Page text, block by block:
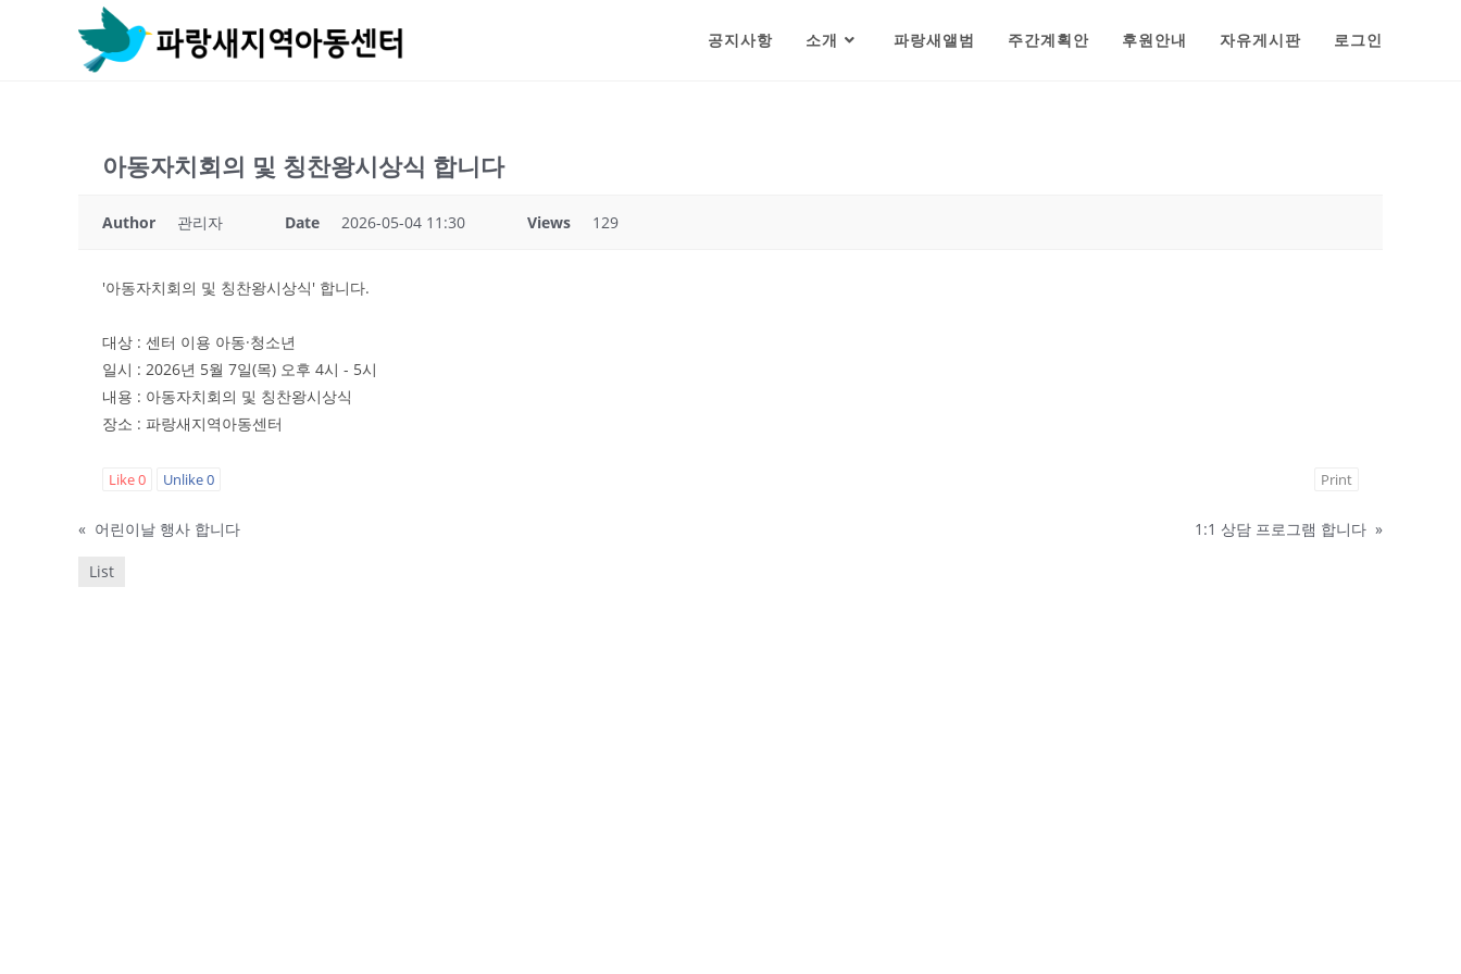
공지사항 소개 파랑새앨범 주간계획안 후원안내 자유게시판 로그인
아동자치회의 및 칭찬왕시상식 합니다
Author 관리자 Date 2026-05-04 11:30 Views 129
'아동자치회의 및 칭찬왕시상식' 합니다.
대상 : 센터 이용 아동·청소년
일시 : 2026년 5월 7일(목) 오후 4시 - 5시
내용 : 아동자치회의 및 칭찬왕시상식
장소 : 파랑새지역아동센터
Like0 Unlike0 Print
« 어린이날 행사 합니다 1:1 상담 프로그램 합니다 »
List